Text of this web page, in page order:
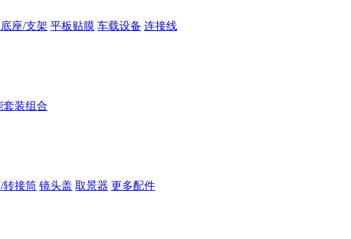
座/支架 平板贴膜 车载设备 连接线
套装组合
转接筒 镜头盖 取景器 更多配件